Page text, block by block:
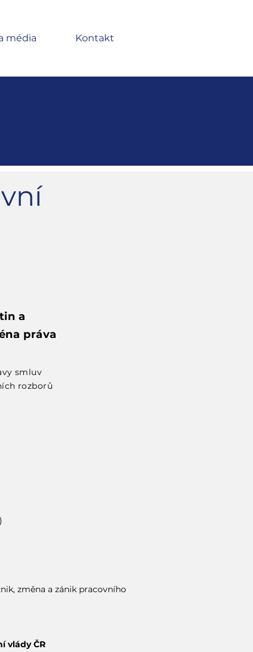
média Kontakt
a
práva
smluv
rozborů
změna a zánik pracovního
vlády ČR